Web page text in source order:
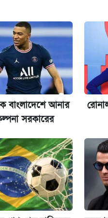
খান
বন্ধ
গেল
যা
বাংলাদেশে আনার
সরকারের